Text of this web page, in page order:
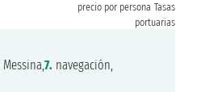
precio por persona Tasas
portuarias
Messina,7. navegación,